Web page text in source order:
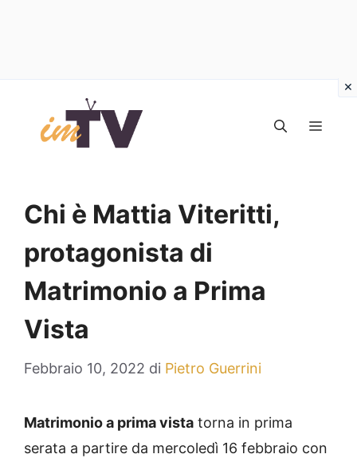
contenuto
Chi è Mattia Viteritti,
protagonista di
Matrimonio a Prima
Vista
Febbraio 10, 2022 di Pietro Guerrini
Matrimonio a prima vista torna in prima
serata a partire da mercoledì 16 febbraio con